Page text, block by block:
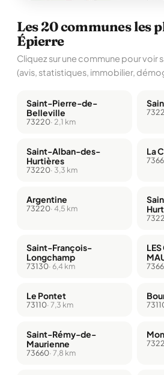
Les 20 communes les
Épierre
Cliquez sur une commune pour voir
(avis, statistiques, immobilier,
Saint-Pierre-de-
Belleville
73220· 2,1 km
Saint-Alban-des-
Hurtières
73220· 3,3 km
La
Argentine
73220· 4,5 km
Saint-François-
Longchamp
73130· 6,4 km
LES
Le Pontet
73110· 7,3 km
Saint-Rémy-de-
Maurienne
73660· 7,8 km